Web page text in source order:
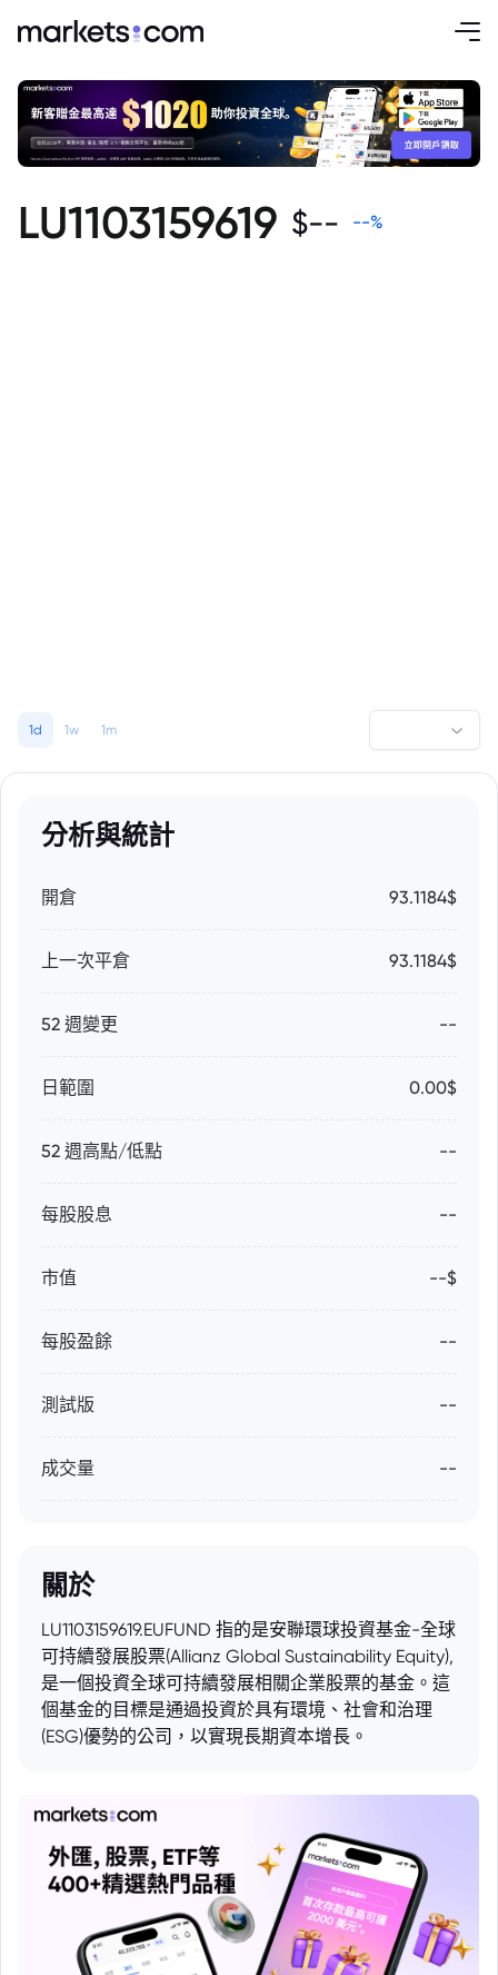
LU1103159619 $-- --%
1d 1w 1m
分析與統計
開倉 93.1184$
上一次平倉 93.1184$
52 週變更 --
日範圍 0.00$
52 週高點/低點 --
每股股息 --
市值 --$
每股盈餘 --
測試版 --
成交量 --
關於
LU1103159619.EUFUND 指的是安聯環球投資基金-全球
可持續發展股票(Allianz Global Sustainability Equity),
是一個投資全球可持續發展相關企業股票的基金。這
個基金的目標是通過投資於具有環境、社會和治理
(ESG)優勢的公司，以實現長期資本增長。